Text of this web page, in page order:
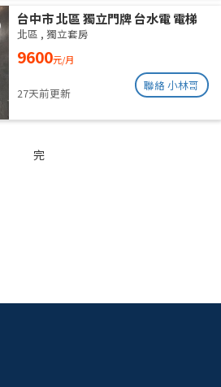
台中市 北區 獨立門牌 台水電 電梯
大樓 位於14樓 權狀10坪 有獨立陽
台通風採光好 獨曬獨洗 不會淋雨
北區 , 獨立套房
9600元/月
27天前更新
聯絡 小林哥
完